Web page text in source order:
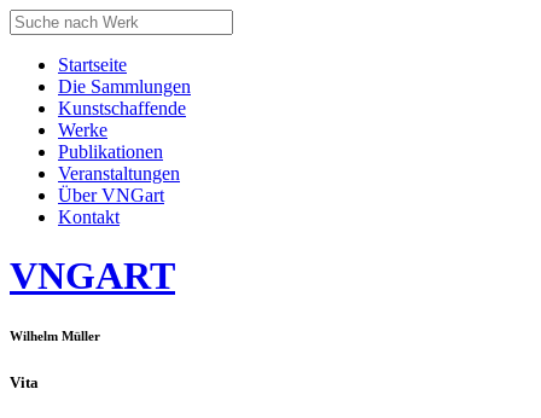
Startseite
Die Sammlungen
Kunstschaffende
Werke
Publikationen
Veranstaltungen
Über VNGart
Kontakt
VNGART
Wilhelm Müller
Vita